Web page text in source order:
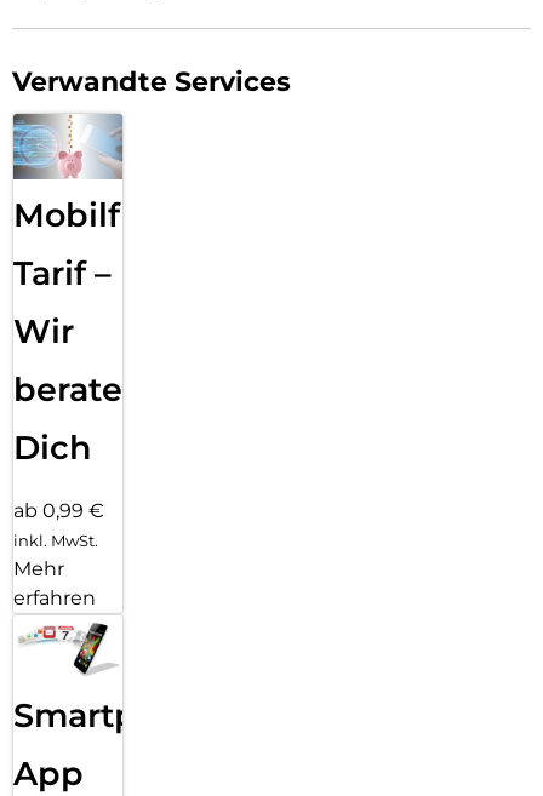
Verwandte Services
Mobilfunk
Tarif –
Wir
beraten
Dich
ab 0,99 €
inkl. MwSt.
Mehr
erfahren
Smartphone
App